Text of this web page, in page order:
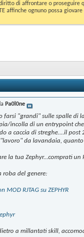
di affrontare o
affinche ognuno possa
Pa0l0ne
farsi "grandi" sulle spalle di
incolla di un entrypoint
a caccia di streghe....il
da lavandaia,
la tua Zephyr...comprati
roba del genere:
MOD RJTAG su ZEPHYR
a millantati skill,